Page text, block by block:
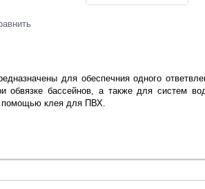
для обеспечния одного
обвязке бассейнов, а также для систем
помощью клея для ПВХ.